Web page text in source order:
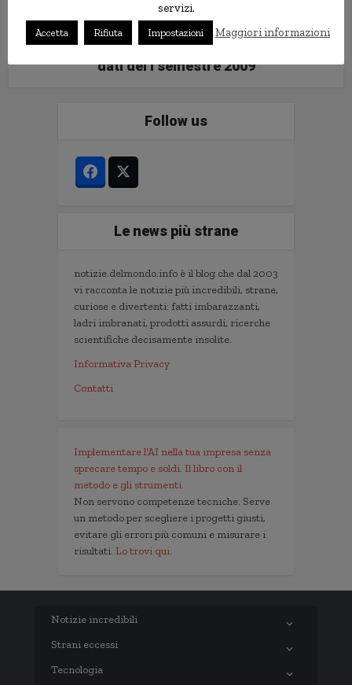
Banca IFIS: dati preliminari sui
dati del I semestre 2009
Follow us
Le news più strane
notizie.delmondo.info è il blog che dal 2003
vi racconta le notizie più incredibili, strane,
curiose e divertenti: fatti imbarazzanti,
ladri imbranati, prodotti assurdi, ricerche
scientifiche decisamente insolite.
Informativa Privacy
Contatti
Implementare l'AI nella tua impresa senza
sprecare tempo e soldi. Il libro con il
metodo e gli strumenti.
Non servono competenze tecniche. Serve
un metodo per scegliere i progetti giusti,
evitare gli errori più comuni e misurare i
risultati. Lo trovi qui.
Notizie incredibili
Strani eccessi
Tecnologia
servizi.
Accetta Rifiuta Impostazioni Maggiori informazioni